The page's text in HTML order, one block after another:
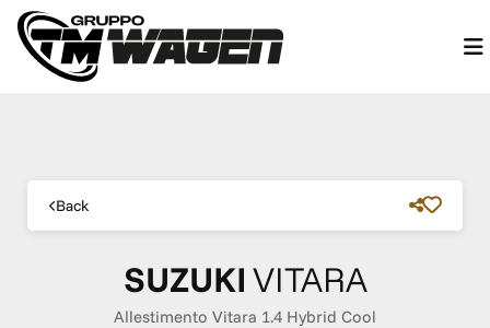
Back
SUZUKI VITARA
Allestimento Vitara 1.4 Hybrid Cool